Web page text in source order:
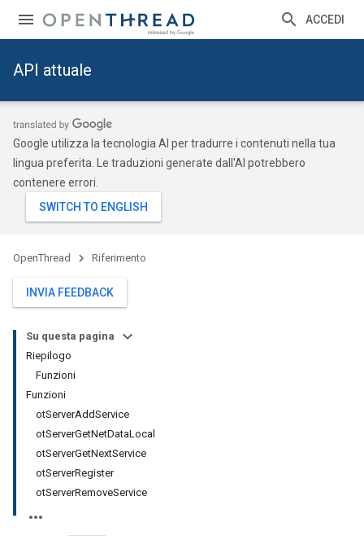
ACCEDI
API attuale
Google utilizza la tecnologia AI per tradurre i contenuti nella tua
lingua preferita. Le traduzioni generate dall'AI potrebbero
contenere errori.
OpenThread Riferimento
INVIA FEEDBACK
Su questa pagina
Riepilogo
Funzioni
Funzioni
otServerAddService
otServerGetNetDataLocal
otServerGetNextService
otServerRegister
otServerRemoveService